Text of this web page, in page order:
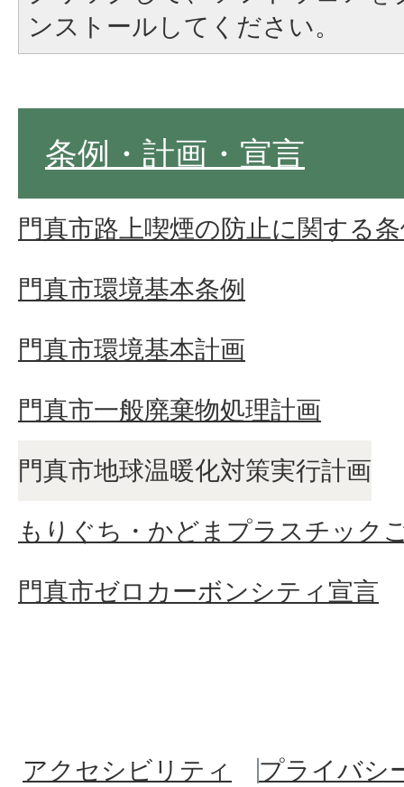
ンストールしてください。
条例・計画・宣言
門真市路上喫煙の防止に関する
門真市環境基本条例
門真市環境基本計画
門真市一般廃棄物処理計画
門真市地球温暖化対策実行計画
もりぐち・かどまプラスチック
門真市ゼロカーボンシティ宣言
アクセシビリティ プライバシ